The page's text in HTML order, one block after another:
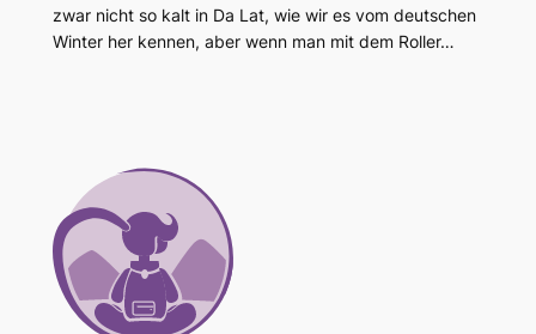
zwar nicht so kalt in Da Lat, wie wir es vom deutschen
Winter her kennen, aber wenn man mit dem Roller…